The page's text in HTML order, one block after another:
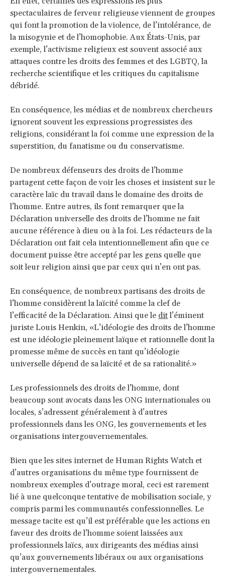
spectaculaires de ferveur religieuse viennent de groupes
qui font la promotion de la violence, de l’intolérance, de
la misogynie et de l’homophobie. Aux États-Unis, par
exemple, l’activisme religieux est souvent associé aux
attaques contre les droits des femmes et des LGBTQ, la
recherche scientifique et les critiques du capitalisme
débridé.
En conséquence, les médias et de nombreux chercheurs
ignorent souvent les expressions progressistes des
religions, considérant la foi comme une expression de la
superstition, du fanatisme ou du conservatisme.
De nombreux défenseurs des droits de l’homme
partagent cette façon de voir les choses et insistent sur le
caractère laïc du travail dans le domaine des droits de
l’homme. Entre autres, ils font remarquer que la
Déclaration universelle des droits de l’homme ne fait
aucune référence à dieu ou à la foi. Les rédacteurs de la
Déclaration ont fait cela intentionnellement afin que ce
document puisse être accepté par les gens quelle que
soit leur religion ainsi que par ceux qui n’en ont pas.
En conséquence, de nombreux partisans des droits de
l’homme considèrent la laïcité comme la clef de
l’efficacité de la Déclaration. Ainsi que le ditl’éminent
juriste Louis Henkin, «L’idéologie des droits de l’homme
est une idéologie pleinement laïque et rationnelle dont la
promesse même de succès en tant qu’idéologie
universelle dépend de sa laïcité et de sa rationalité.»
Les professionnels des droits de l’homme, dont
beaucoup sont avocats dans les ONG internationales ou
locales, s’adressent généralement à d’autres
professionnels dans les ONG, les gouvernements et les
organisations intergouvernementales.
Bien que les sites internet de Human Rights Watch et
d’autres organisations du même type fournissent de
nombreux exemples d’outrage moral, ceci est rarement
lié à une quelconque tentative de mobilisation sociale, y
compris parmi les communautés confessionnelles. Le
message tacite est qu’il est préférable que les actions en
faveur des droits de l’homme soient laissées aux
professionnels laïcs, aux dirigeants des médias ainsi
qu’aux gouvernements libéraux ou aux organisations
intergouvernementales.